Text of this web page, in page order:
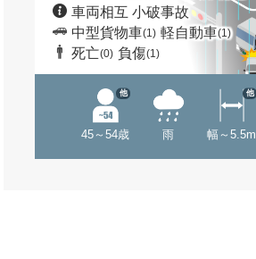
車両相互 小破事故
中型貨物車(1) 軽自動車(1)
死亡(0) 負傷(1)
45～54歳
他
雨 幅～5.5m
他